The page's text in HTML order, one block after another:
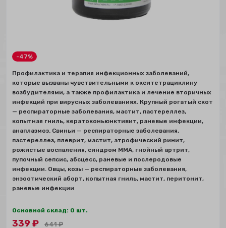
-47%
Профилактика и терапия инфекционных заболеваний,
которые вызваны чувствительными к окситетрациклину
возбудителями, а также профилактика и лечение вторичных
инфекций при вирусных заболеваниях. Крупный рогатый скот
— респираторные заболевания, мастит, пастереллез,
копытная гниль, кератоконьюнктивит, раневые инфекции,
анаплазмоз. Свиньи — респираторные заболевания,
пастереллез, плеврит, мастит, атрофический ринит,
рожистые воспаления, синдром ММА, гнойный артрит,
пупочный сепсис, абсцесс, раневые и послеродовые
инфекции. Овцы, козы — респираторные заболевания,
энзоотический аборт, копытная гниль, мастит, перитонит,
раневые инфекции
Основной склад: 0 шт.
339 ₽ 641₽